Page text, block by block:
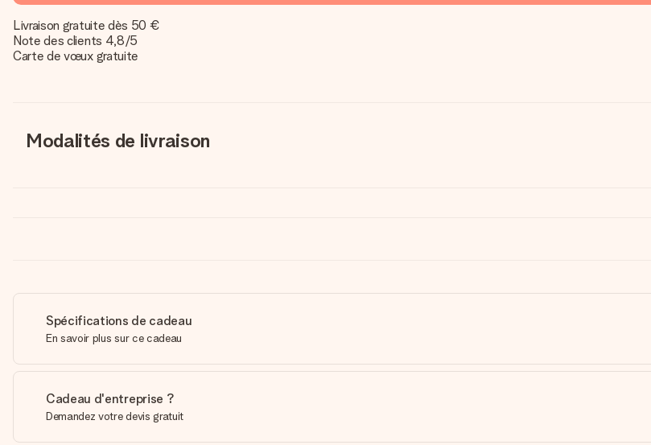
Livraison gratuite dès 50 €
Note des clients 4,8/5
Carte de vœux gratuite
Modalités de livraison
Spécifications de cadeau
En savoir plus sur ce cadeau
Cadeau d'entreprise ?
Demandez votre devis gratuit